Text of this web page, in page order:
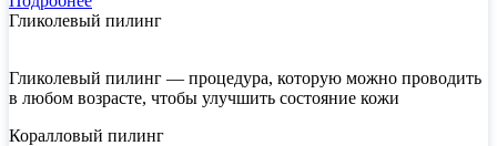
Гликолевый пилинг
Гликолевый пилинг — процедура, которую можно проводить
в любом возрасте, чтобы улучшить состояние кожи
Коралловый пилинг